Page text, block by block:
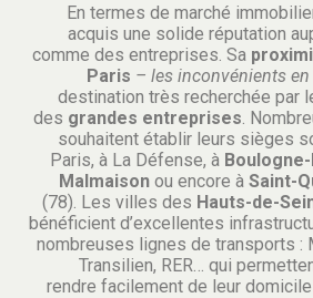
En termes de marché
acquis une solide réputation
comme des entreprises. Sa
Paris – les inconvénients
destination très recherchée par
des grandes entreprises.
souhaitent établir leurs sièges
Paris, à La Défense, à
Malmaison ou encore à Saint-
(78). Les villes des Hauts-de-
bénéficient d’excellentes
nombreuses lignes de transports :
Transilien, RER… qui
rendre facilement de leur